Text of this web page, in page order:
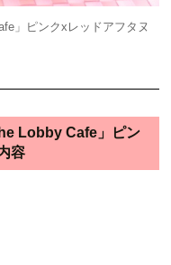
」ピンクxレッドアフタヌ
Lobby Cafe」ピン
容